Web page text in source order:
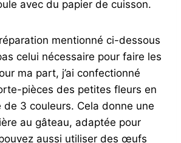
avec du papier de cuisson.
mentionné ci-dessous
celui nécessaire pour faire les
ma part, j’ai confectionné
pièces des petites fleurs en
de 3 couleurs. Cela donne une
au gâteau, adaptée pour
aussi utiliser des œufs